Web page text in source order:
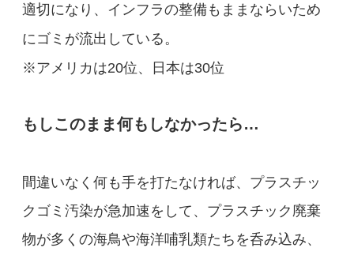
適切になり、インフラの整備もままならいため
にゴミが流出している。
※アメリカは20位、日本は30位
もしこのまま何もしなかったら…
間違いなく何も手を打たなければ、プラスチッ
クゴミ汚染が急加速をして、 プラスチック廃棄
物が多くの海鳥や海洋哺乳類たちを呑み込み、